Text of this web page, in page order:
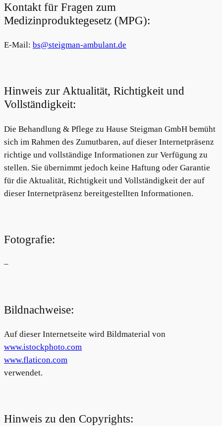
Kontakt für Fragen zum
Medizinproduktegesetz (MPG):
E-Mail: bs@steigman-ambulant.de
Hinweis zur Aktualität, Richtigkeit und
Vollständigkeit:
Die Behandlung & Pflege zu Hause Steigman GmbH bemüht
sich im Rahmen des Zumutbaren, auf dieser Internetpräsenz
richtige und vollständige Informationen zur Verfügung zu
stellen. Sie übernimmt jedoch keine Haftung oder Garantie
für die Aktualität, Richtigkeit und Vollständigkeit der auf
dieser Internetpräsenz bereitgestellten Informationen.
Fotografie:
–
Bildnachweise:
Auf dieser Internetseite wird Bildmaterial von
www.istockphoto.com
www.flaticon.com
verwendet.
Hinweis zu den Copyrights: